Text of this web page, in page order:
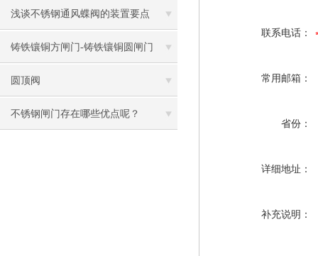
浅谈不锈钢通风蝶阀的装置要点
铸铁镶铜方闸门-铸铁镶铜圆闸门
圆顶阀
不锈钢闸门存在哪些优点呢？
联系电话：
常用邮箱：
省份：
详细地址：
补充说明：